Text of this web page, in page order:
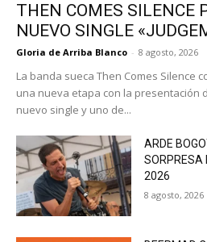
THEN COMES SILENCE
NUEVO SINGLE
Gloria de Arriba Blanco - 8 agosto, 2026
La banda sueca Then Comes Silence
una nueva etapa con la presentación
nuevo single y uno de...
ARDE
SORPRESA
2026
8 agosto, 2026